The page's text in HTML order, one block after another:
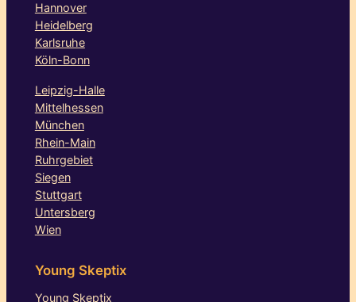
Hannover
Heidelberg
Karlsruhe
Köln-Bonn
Leipzig-Halle
Mittelhessen
München
Rhein-Main
Ruhrgebiet
Siegen
Stuttgart
Untersberg
Wien
Young Skeptix
Young Skeptix